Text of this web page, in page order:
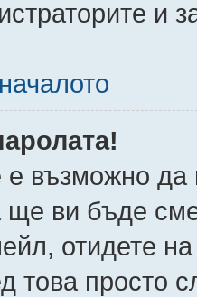
и
възможно да
ще ви бъде
отидете
това просто